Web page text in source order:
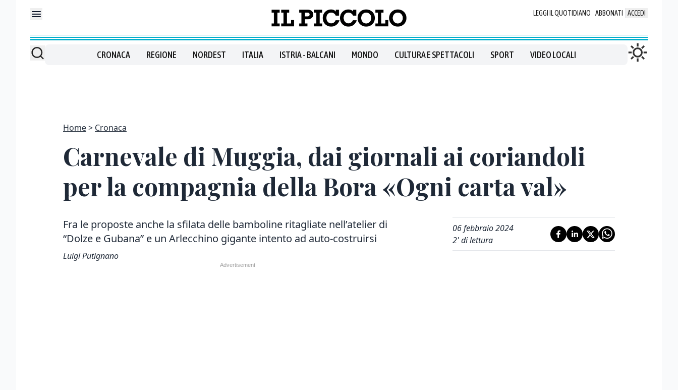
LEGGI IL QUOTIDIANO ABBONATI ACCEDI
CRONACA REGIONE NORDEST ITALIA ISTRIA - BALCANI MONDO CULTURA E SPETTACOLI SPORT VIDEO LOCALI
Home Cronaca
Carnevale di Muggia, dai giornali ai coriandoli
per la compagnia della Bora «Ogni carta val»
Fra le proposte anche la sfilata delle bamboline ritagliate nell’atelier di
“Dolze e Gubana” e un Arlecchino gigante intento ad auto-costruirsi
Luigi Putignano
06 febbraio 2024
2' di lettura